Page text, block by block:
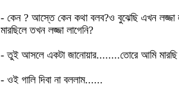
- কেন ? আস্তে কেন কথা বলব?ও বুঝেছি এখন লজ্জা
মারছিলে তখন লজ্জা লাগেনি?
- তুই আসলে একটা জানোয়ার........তোরে আমি মারছি
- ওই গালি দিবা না বললাম......